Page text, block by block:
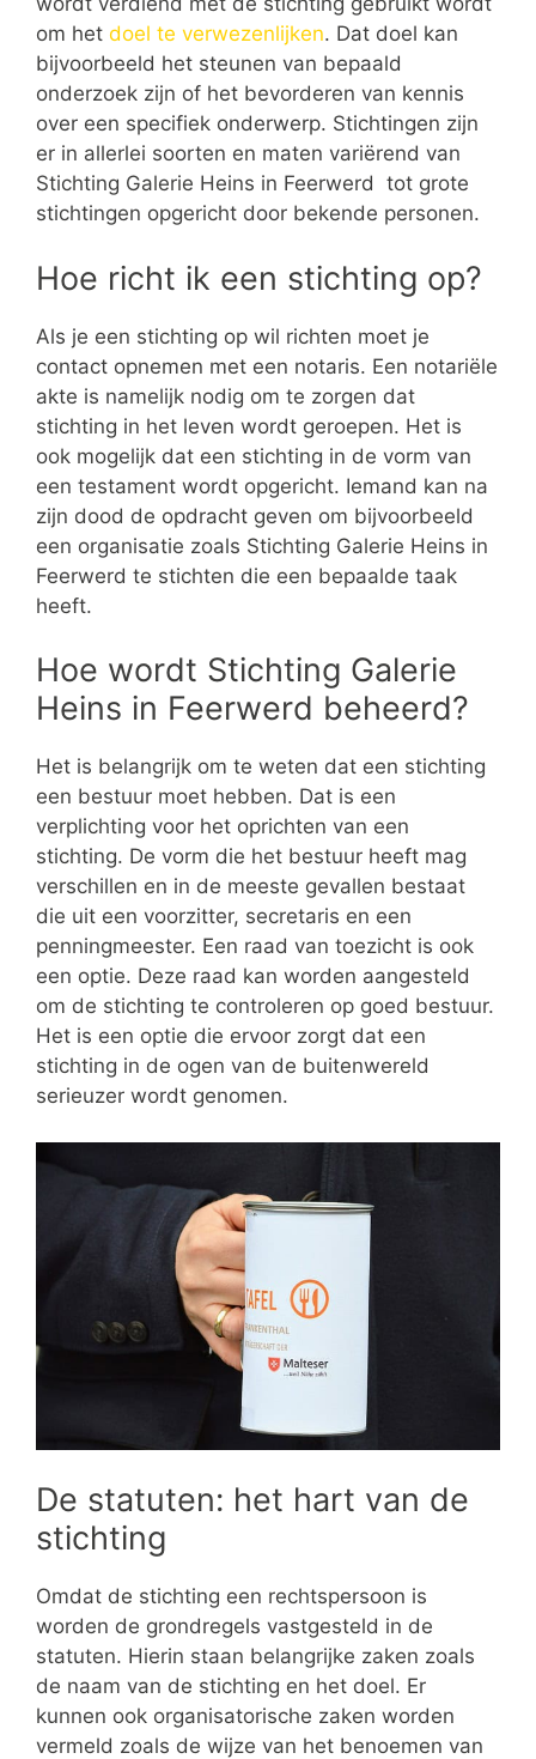
om het doel te verwezenlijken. Dat doel kan
bijvoorbeeld het steunen van bepaald
onderzoek zijn of het bevorderen van kennis
over een specifiek onderwerp. Stichtingen zijn
er in allerlei soorten en maten variërend van
Stichting Galerie Heins in Feerwerd tot grote
stichtingen opgericht door bekende personen.
Hoe richt ik een stichting op?
Als je een stichting op wil richten moet je
contact opnemen met een notaris. Een notariële
akte is namelijk nodig om te zorgen dat
stichting in het leven wordt geroepen. Het is
ook mogelijk dat een stichting in de vorm van
een testament wordt opgericht. Iemand kan na
zijn dood de opdracht geven om bijvoorbeeld
een organisatie zoals Stichting Galerie Heins in
Feerwerd te stichten die een bepaalde taak
heeft.
Hoe wordt Stichting Galerie
Heins in Feerwerd beheerd?
Het is belangrijk om te weten dat een stichting
een bestuur moet hebben. Dat is een
verplichting voor het oprichten van een
stichting. De vorm die het bestuur heeft mag
verschillen en in de meeste gevallen bestaat
die uit een voorzitter, secretaris en een
penningmeester. Een raad van toezicht is ook
een optie. Deze raad kan worden aangesteld
om de stichting te controleren op goed bestuur.
Het is een optie die ervoor zorgt dat een
stichting in de ogen van de buitenwereld
serieuzer wordt genomen.
De statuten: het hart van de
stichting
Omdat de stichting een rechtspersoon is
worden de grondregels vastgesteld in de
statuten. Hierin staan belangrijke zaken zoals
de naam van de stichting en het doel. Er
kunnen ook organisatorische zaken worden
vermeld zoals de wijze van het benoemen van